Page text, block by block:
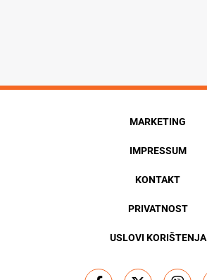
MARKETING
IMPRESSUM
KONTAKT
PRIVATNOST
USLOVI KORIŠTENJA